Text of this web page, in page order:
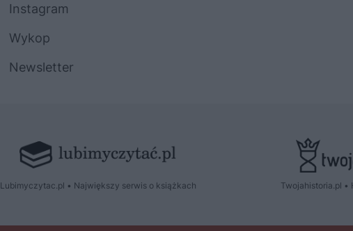
Instagram
Wykop
Newsletter
Lubimyczytac.pl • Największy serwis o książkach Twojahistoria.pl •